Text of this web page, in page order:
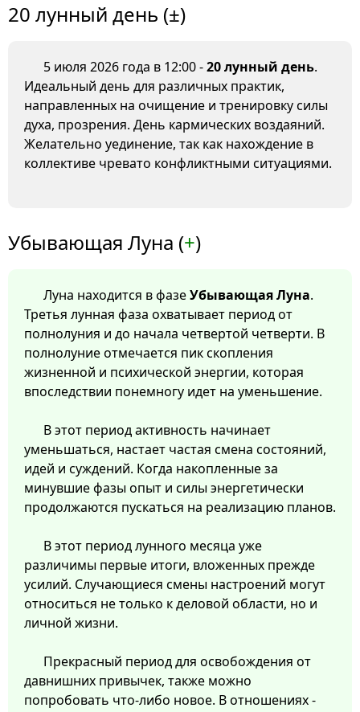
20 лунный день (±)
5 июля 2026 года в 12:00 -20 лунный день.
Идеальный день для различных практик,
направленных на очищение и тренировку силы
духа, прозрения. День кармических воздаяний.
Желательно уединение, так как нахождение в
коллективе чревато конфликтными ситуациями.
Убывающая Луна (+)
Луна находится в фазеУбывающая Луна.
Третья лунная фаза охватывает период от
полнолуния и до начала четвертой четверти. В
полнолуние отмечается пик скопления
жизненной и психической энергии, которая
впоследствии понемногу идет на уменьшение.
В этот период активность начинает
уменьшаться, настает частая смена состояний,
идей и суждений. Когда накопленные за
минувшие фазы опыт и силы энергетически
продолжаются пускаться на реализацию планов.
В этот период лунного месяца уже
различимы первые итоги, вложенных прежде
усилий. Случающиеся смены настроений могут
относиться не только к деловой области, но и
личной жизни.
Прекрасный период для освобождения от
давнишних привычек, также можно
попробовать что-либо новое. В отношениях -